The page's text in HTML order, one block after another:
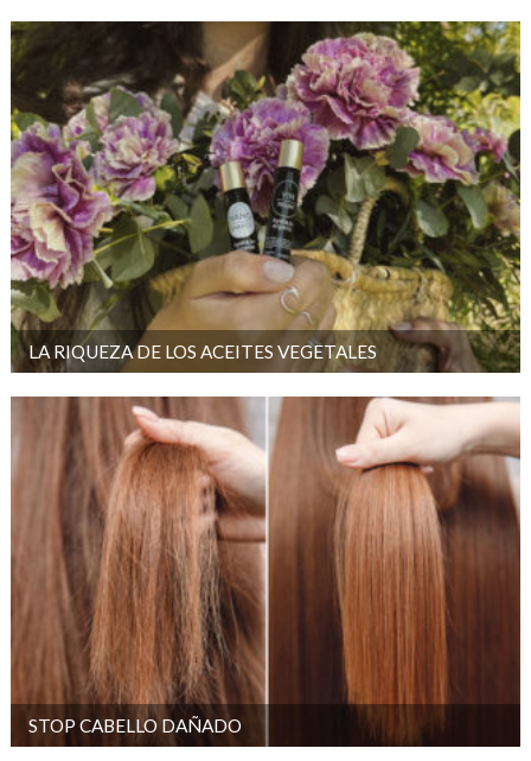
LA RIQUEZA DE LOS ACEITES VEGETALES
STOP CABELLO DAÑADO